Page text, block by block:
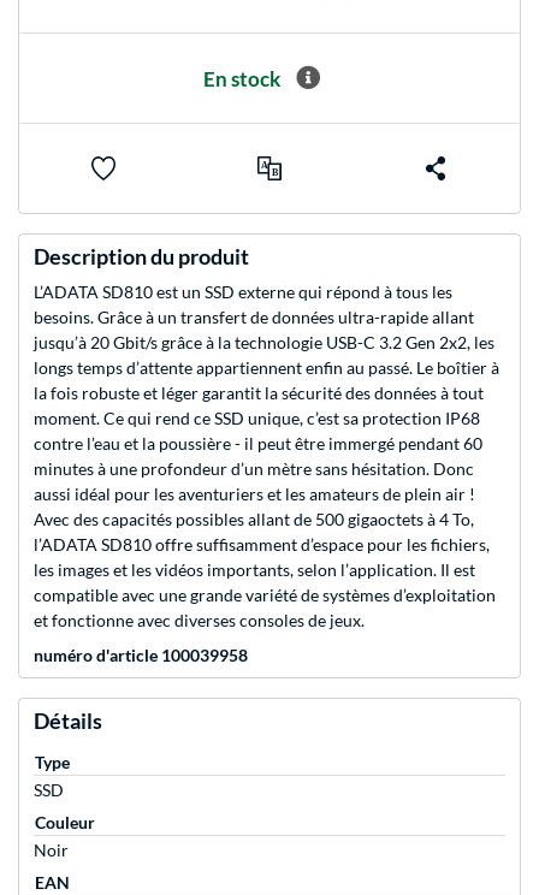
En stock
Description du produit
L’ADATA SD810 est un SSD externe qui répond à tous les
besoins. Grâce à un transfert de données ultra-rapide allant
jusqu’à 20 Gbit/s grâce à la technologie USB-C 3.2 Gen 2x2, les
longs temps d’attente appartiennent enfin au passé. Le boîtier à
la fois robuste et léger garantit la sécurité des données à tout
moment. Ce qui rend ce SSD unique, c’est sa protection IP68
contre l’eau et la poussière - il peut être immergé pendant 60
minutes à une profondeur d’un mètre sans hésitation. Donc
aussi idéal pour les aventuriers et les amateurs de plein air !
Avec des capacités possibles allant de 500 gigaoctets à 4 To,
l’ADATA SD810 offre suffisamment d’espace pour les fichiers,
les images et les vidéos importants, selon l’application. Il est
compatible avec une grande variété de systèmes d’exploitation
et fonctionne avec diverses consoles de jeux.
numéro d'article 100039958
Détails
Type
SSD
Couleur
Noir
EAN